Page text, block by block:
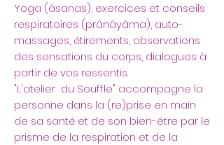
Yoga (âsanas), exercices et conseils
respiratoires (prânâyâma), auto-
massages, étirements, observations
des sensations du corps, dialogues à
partir de vos ressentis.
"L'atelier du Souffle" accompagne la
personne dans la (re)prise en main
de sa santé et de son bien-être par le
prisme de la respiration et de la